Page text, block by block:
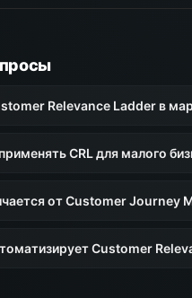
Relevance Ladder в
CRL для малого
от Customer Journey
Customer